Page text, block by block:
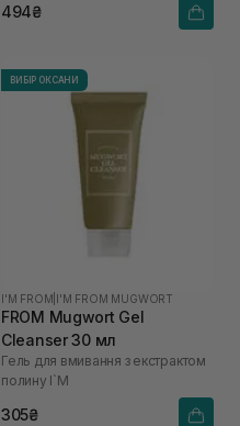
494₴
ВИБІР ОКСАНИ
I'M FROM I'M FROM MUGWORT
FROM Mugwort Gel
Cleanser 30 мл
Гель для вмивання з екстрактом
полину I`M
305₴